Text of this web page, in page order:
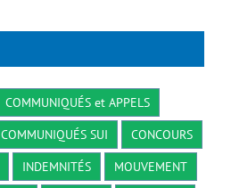
COMMUNIQUÉS et APPELS
COMMUNIQUÉS SUI
CONCOURS
INDEMNITÉS
MOUVEMENT